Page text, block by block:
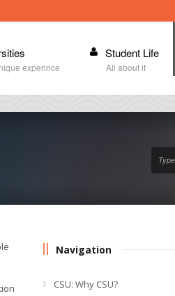
experince
Student Life
All about it
Navigation
CSU: Why CSU?